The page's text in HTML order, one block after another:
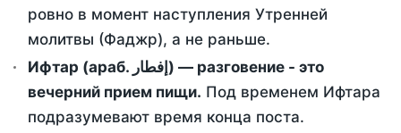
ровно в момент наступления Утренней
молитвы (Фаджр), а не раньше.
Ифтар (араб. إفطار) — разговение - это
вечерний прием пищи. Под временем Ифтара
подразумевают время конца поста.